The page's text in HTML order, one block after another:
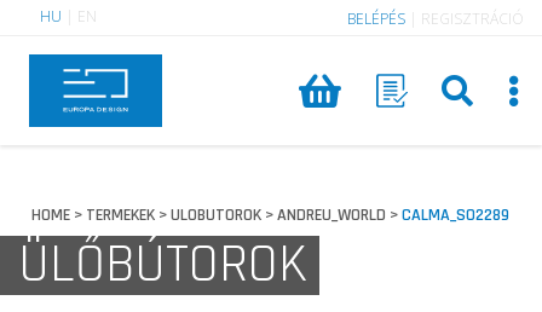
HU EN BELÉPÉS REGISZTRÁCIÓ
HOME > TERMEKEK >ULOBUTOROK >ANDREU_WORLD >CALMA_SO2289
ÜLŐBÚTOROK